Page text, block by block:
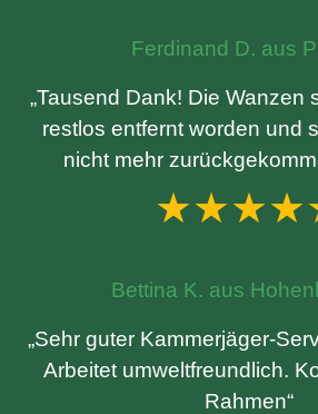
Ferdinand D. aus
„Tausend Dank! Die Wanzen
restlos entfernt worden und
nicht mehr
Bettina K. aus
„Sehr guter Kammerjäger-
Arbeitet umweltfreundlich.
Rahmen“